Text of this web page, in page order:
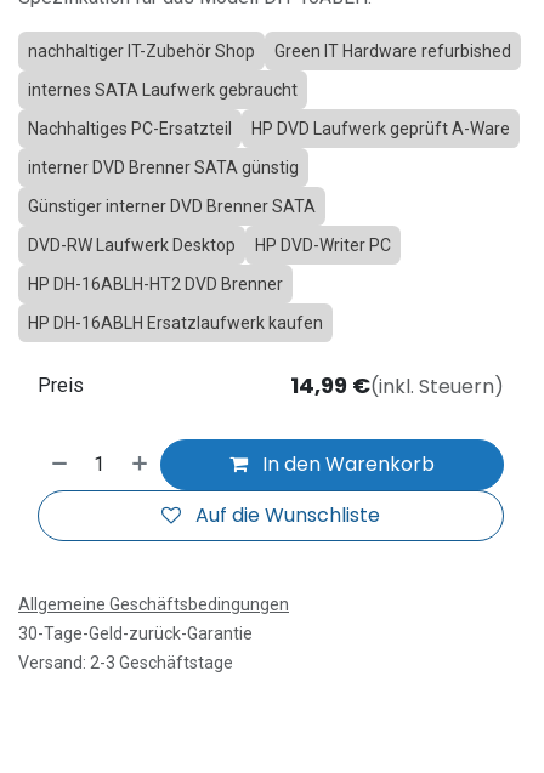
nachhaltiger IT-Zubehör Shop
Green IT Hardware refurbished
internes SATA Laufwerk gebraucht
Nachhaltiges PC-Ersatzteil
HP DVD Laufwerk geprüft A-Ware
interner DVD Brenner SATA günstig
Günstiger interner DVD Brenner SATA
DVD-RW Laufwerk Desktop
HP DVD-Writer PC
HP DH-16ABLH-HT2 DVD Brenner
HP DH-16ABLH Ersatzlaufwerk kaufen
In den Warenkorb
Auf die Wunschliste
Preis 14,99 €(inkl. Steuern)
Allgemeine Geschäftsbedingungen
30-Tage-Geld-zurück-Garantie
Versand: 2-3 Geschäftstage